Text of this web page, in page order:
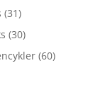
(31)
(30)
(60)